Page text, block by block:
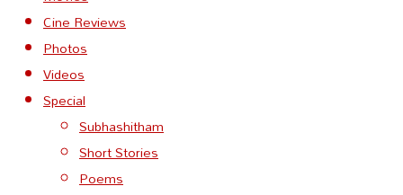
Cine Reviews
Photos
Videos
Special
Subhashitham
Short Stories
Poems